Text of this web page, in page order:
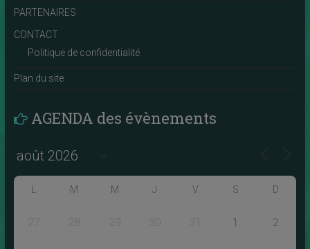
PARTENAIRES
CONTACT
Politique de confidentialité
Plan du site
AGENDA des évènements
L M M J V S D
27 28 29 30 31 1 2